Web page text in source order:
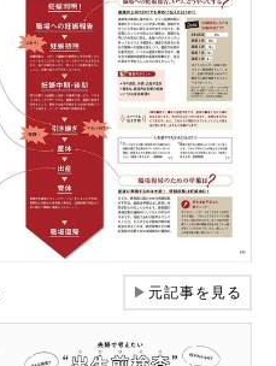
▶元記事を見る